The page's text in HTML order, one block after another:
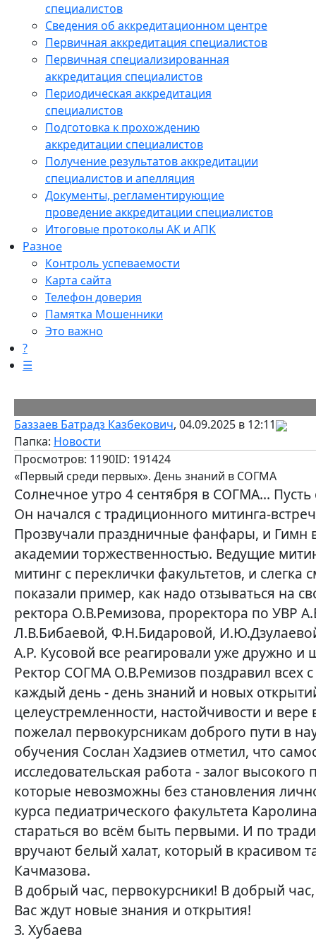
специалистов
Сведения об аккредитационном центре
Первичная аккредитация специалистов
Первичная специализированная
аккредитация специалистов
Периодическая аккредитация
специалистов
Подготовка к прохождению
аккредитации специалистов
Получение результатов аккредитации
специалистов и апелляция
Документы, регламентирующие
проведение аккредитации специалистов
Итоговые протоколы АК и АПК
Разное
Контроль успеваемости
Карта сайта
Телефон доверия
Памятка Мошенники
Это важно
?
☰
Баззаев Батрадз Казбекович, 04.09.2025 в 12:11
Папка: Новости
Просмотров: 1190ID: 191424
«Первый среди первых». День знаний в СОГМА
Солнечное утро 4 сентября в СОГМА...
Он начался с традиционного митинга-
Прозвучали праздничные фанфары, и Гимн
академии торжественностью. Ведущие
митинг с переклички факультетов, и
показали пример, как надо отзываться на
ректора О.В.Ремизова, проректора по УВР
Л.В.Бибаевой, Ф.Н.Бидаровой,
А.Р. Кусовой все реагировали уже дружно и
Ректор СОГМА О.В.Ремизов поздравил всех
каждый день - день знаний и новых
целеустремленности, настойчивости и
пожелал первокурсникам доброго пути в
обучения Сослан Хадзиев отметил, что
исследовательская работа - залог
которые невозможны без становления
курса педиатрического факультета
стараться во всём быть первыми. И по
вручают белый халат, который в красивом
Качмазова.
В добрый час, первокурсники! В добрый
Вас ждут новые знания и открытия!
З. Хубаева